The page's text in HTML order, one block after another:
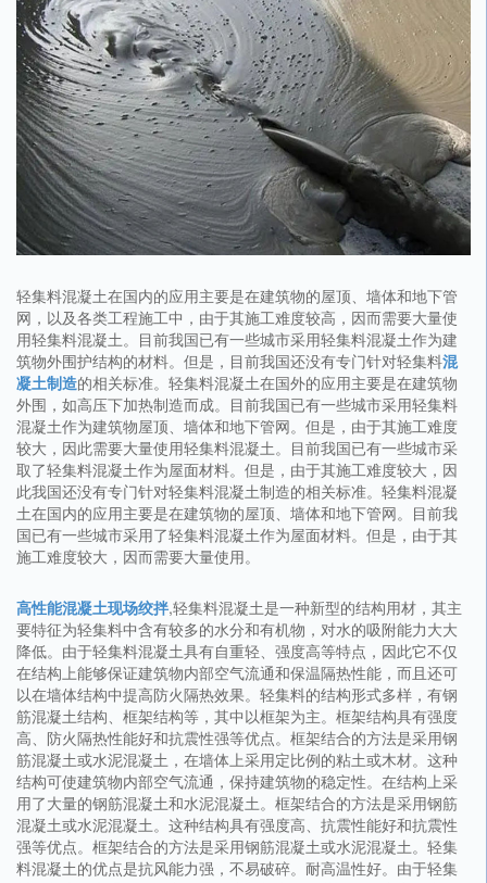
轻集料混凝土在国内的应用主要是在建筑物的屋顶、墙体和地下管
网，以及各类工程施工中，由于其施工难度较高，因而需要大量使
用轻集料混凝土。目前我国已有一些城市采用轻集料混凝土作为建
筑物外围护结构的材料。但是，目前我国还没有专门针对轻集料混
凝土制造的相关标准。轻集料混凝土在国外的应用主要是在建筑物
外围，如高压下加热制造而成。目前我国已有一些城市采用轻集料
混凝土作为建筑物屋顶、墙体和地下管网。但是，由于其施工难度
较大，因此需要大量使用轻集料混凝土。目前我国已有一些城市采
取了轻集料混凝土作为屋面材料。但是，由于其施工难度较大，因
此我国还没有专门针对轻集料混凝土制造的相关标准。轻集料混凝
土在国内的应用主要是在建筑物的屋顶、墙体和地下管网。目前我
国已有一些城市采用了轻集料混凝土作为屋面材料。但是，由于其
施工难度较大，因而需要大量使用。
高性能混凝土现场绞拌,轻集料混凝土是一种新型的结构用材，其主
要特征为轻集料中含有较多的水分和有机物，对水的吸附能力大大
降低。由于轻集料混凝土具有自重轻、强度高等特点，因此它不仅
在结构上能够保证建筑物内部空气流通和保温隔热性能，而且还可
以在墙体结构中提高防火隔热效果。轻集料的结构形式多样，有钢
筋混凝土结构、框架结构等，其中以框架为主。框架结构具有强度
高、防火隔热性能好和抗震性强等优点。框架结合的方法是采用钢
筋混凝土或水泥混凝土，在墙体上采用定比例的粘土或木材。这种
结构可使建筑物内部空气流通，保持建筑物的稳定性。在结构上采
用了大量的钢筋混凝土和水泥混凝土。框架结合的方法是采用钢筋
混凝土或水泥混凝土。这种结构具有强度高、抗震性能好和抗震性
强等优点。框架结合的方法是采用钢筋混凝土或水泥混凝土。轻集
料混凝土的优点是抗风能力强，不易破碎。耐高温性好。由于轻集